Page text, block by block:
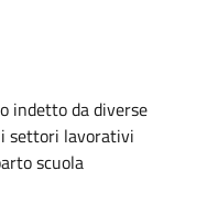
indetto da diverse
settori lavorativi
scuola